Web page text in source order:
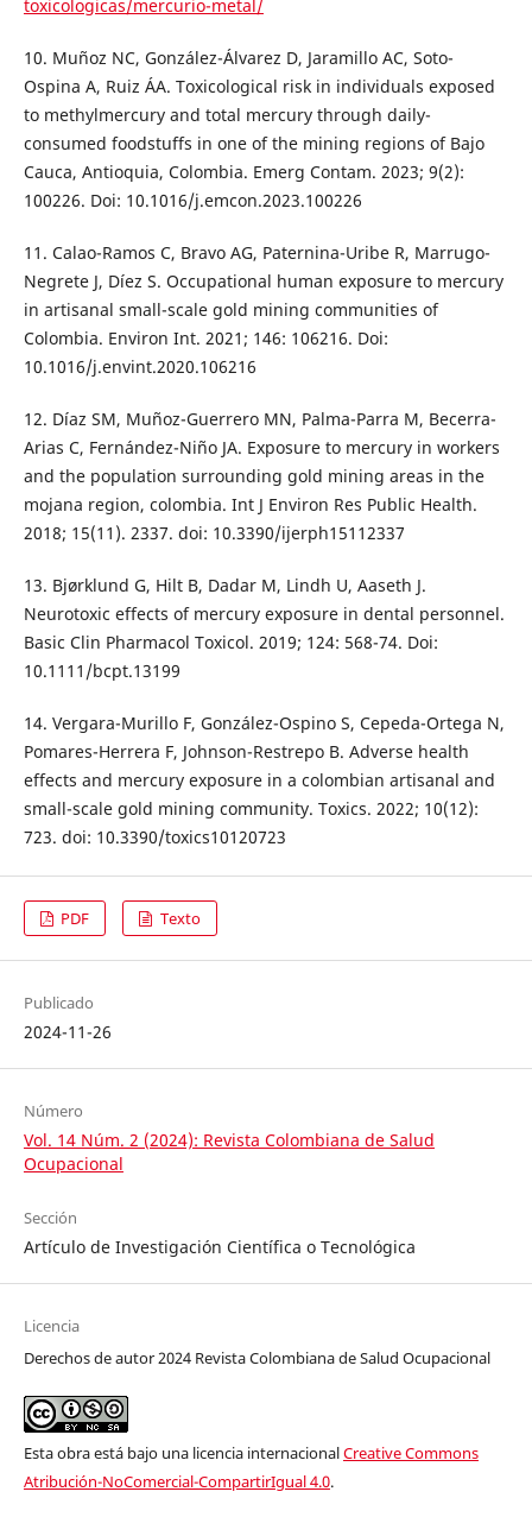
toxicologicas/mercurio-metal/
10. Muñoz NC, González-Álvarez D, Jaramillo AC, Soto-
Ospina A, Ruiz ÁA. Toxicological risk in individuals exposed
to methylmercury and total mercury through daily-
consumed foodstuffs in one of the mining regions of Bajo
Cauca, Antioquia, Colombia. Emerg Contam. 2023; 9(2):
100226. Doi: 10.1016/j.emcon.2023.100226
11. Calao-Ramos C, Bravo AG, Paternina-Uribe R, Marrugo-
Negrete J, Díez S. Occupational human exposure to mercury
in artisanal small-scale gold mining communities of
Colombia. Environ Int. 2021; 146: 106216. Doi:
10.1016/j.envint.2020.106216
12. Díaz SM, Muñoz-Guerrero MN, Palma-Parra M, Becerra-
Arias C, Fernández-Niño JA. Exposure to mercury in workers
and the population surrounding gold mining areas in the
mojana region, colombia. Int J Environ Res Public Health.
2018; 15(11). 2337. doi: 10.3390/ijerph15112337
13. Bjørklund G, Hilt B, Dadar M, Lindh U, Aaseth J.
Neurotoxic effects of mercury exposure in dental personnel.
Basic Clin Pharmacol Toxicol. 2019; 124: 568-74. Doi:
10.1111/bcpt.13199
14. Vergara-Murillo F, González-Ospino S, Cepeda-Ortega N,
Pomares-Herrera F, Johnson-Restrepo B. Adverse health
effects and mercury exposure in a colombian artisanal and
small-scale gold mining community. Toxics. 2022; 10(12):
723. doi: 10.3390/toxics10120723
PDF Texto
Publicado
2024-11-26
Número
Vol. 14 Núm. 2 (2024): Revista Colombiana de Salud
Ocupacional
Sección
Artículo de Investigación Científica o Tecnológica
Licencia
Derechos de autor 2024 Revista Colombiana de Salud Ocupacional
Esta obra está bajo una licencia internacionalCreative Commons
Atribución-NoComercial-CompartirIgual 4.0.